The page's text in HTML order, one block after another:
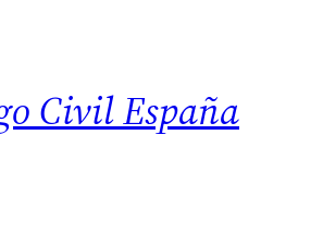
Civil España